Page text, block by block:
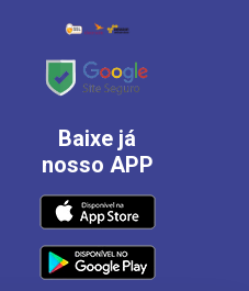
Baixe já
nosso APP